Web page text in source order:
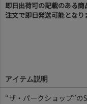
即日出荷可の記載のある
注文で即日発送可能となり
アイテム説明
“ザ・パークショップ”の